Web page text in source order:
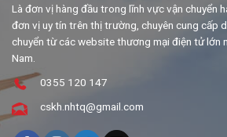
Là đơn vị hàng đầu trong lĩnh vực vận chuyển
đơn vị uy tín trên thị trường, chuyên cung cấp
chuyển từ các website thương mại điện tử lớn
Nam.
0355 120 147
cskh.nhtq@gmail.com